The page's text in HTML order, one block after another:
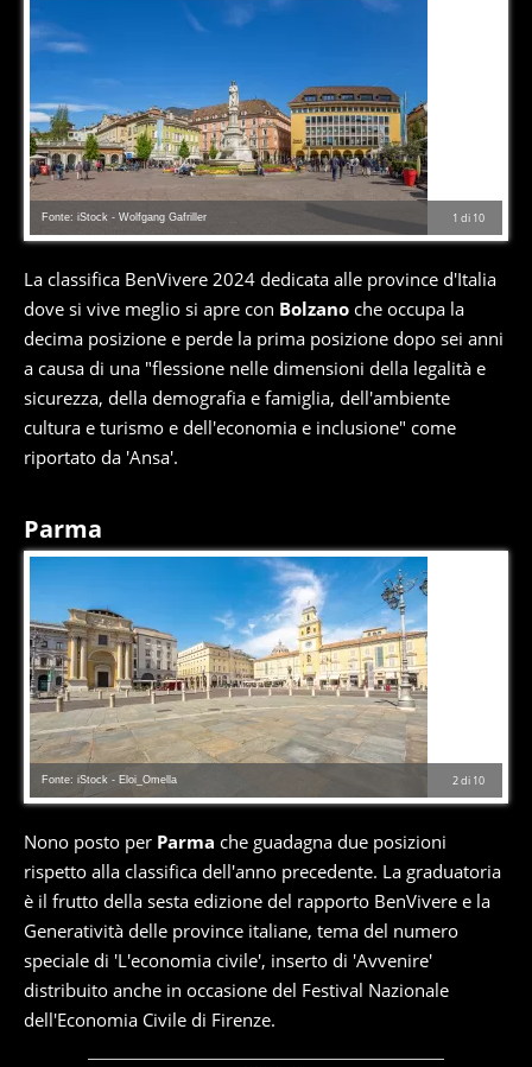
1 di 10
Fonte: iStock - Wolfgang Gafriller
La classifica BenVivere 2024 dedicata alle province d'Italia
dove si vive meglio si apre con Bolzano che occupa la
decima posizione e perde la prima posizione dopo sei anni
a causa di una "flessione nelle dimensioni della legalità e
sicurezza, della demografia e famiglia, dell'ambiente
cultura e turismo e dell'economia e inclusione" come
riportato da 'Ansa'.
Parma
2di 10
Fonte: iStock - Eloi_Omella
Nono posto per Parma che guadagna due posizioni
rispetto alla classifica dell'anno precedente. La graduatoria
è il frutto della sesta edizione del rapporto BenVivere e la
Generatività delle province italiane, tema del numero
speciale di 'L'economia civile', inserto di 'Avvenire'
distribuito anche in occasione del Festival Nazionale
dell'Economia Civile di Firenze.